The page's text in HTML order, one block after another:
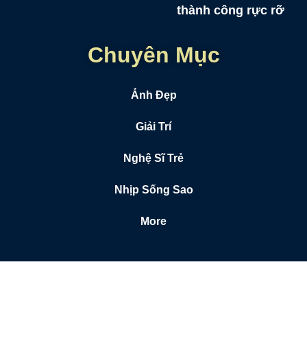
thành công rực rỡ
Chuyên Mục
Ảnh Đẹp
Giải Trí
Nghệ Sĩ Trẻ
Nhịp Sống Sao
More